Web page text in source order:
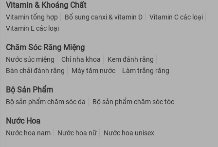
Vitamin & Khoáng Chất
Vitamin tổng hợp Bổ sung canxi & vitamin D
Vitamin C các loại
Vitamin E các loại
Chăm Sóc Răng Miệng
Nước súc miệng Chỉ nha khoa
Kem đánh răng
Bàn chải đánh răng
Máy tăm nước Làm trắng răng
Bộ Sản Phẩm
Bộ sản phẩm chăm sóc da Bộ sản phẩm chăm sóc tóc
Nước Hoa
Nước hoa nam Nước hoa nữ Nước hoa unisex